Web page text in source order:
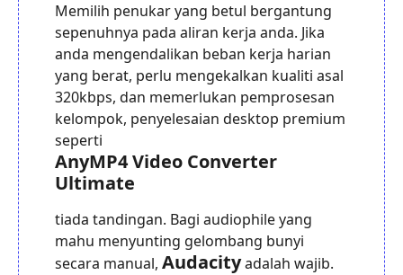
Memilih penukar yang betul bergantung
sepenuhnya pada aliran kerja anda. Jika
anda mengendalikan beban kerja harian
yang berat, perlu mengekalkan kualiti asal
320kbps, dan memerlukan pemprosesan
kelompok, penyelesaian desktop premium
seperti
AnyMP4 Video Converter
Ultimate
tiada tandingan. Bagi audiophile yang
mahu menyunting gelombang bunyi
secara manual, Audacityadalah wajib.